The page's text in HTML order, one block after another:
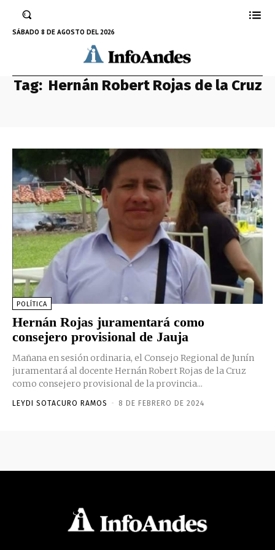
SÁBADO 8 DE AGOSTO DEL 2026
Tag: Hernán Robert Rojas de la Cruz
POLÍTICA
Hernán Rojas juramentará como
consejero provisional de Jauja
Mañana en sesión ordinaria, el Consejo Regional de Junín
juramentará al docente Hernán Robert Rojas de la Cruz
como consejero provisional de la provincia...
LEYDI SOTACURO RAMOS - 8 DE FEBRERO DE 2024